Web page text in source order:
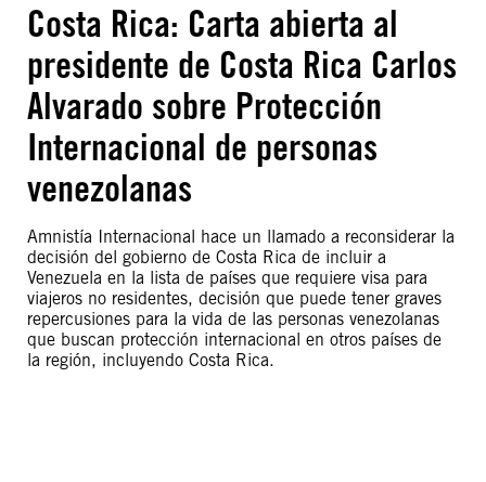
Costa Rica: Carta abierta al
presidente de Costa Rica Carlos
Alvarado sobre Protección
Internacional de personas
venezolanas
Amnistía Internacional hace un llamado a reconsiderar la
decisión del gobierno de Costa Rica de incluir a
Venezuela en la lista de países que requiere visa para
viajeros no residentes, decisión que puede tener graves
repercusiones para la vida de las personas venezolanas
que buscan protección internacional en otros países de
la región, incluyendo Costa Rica.